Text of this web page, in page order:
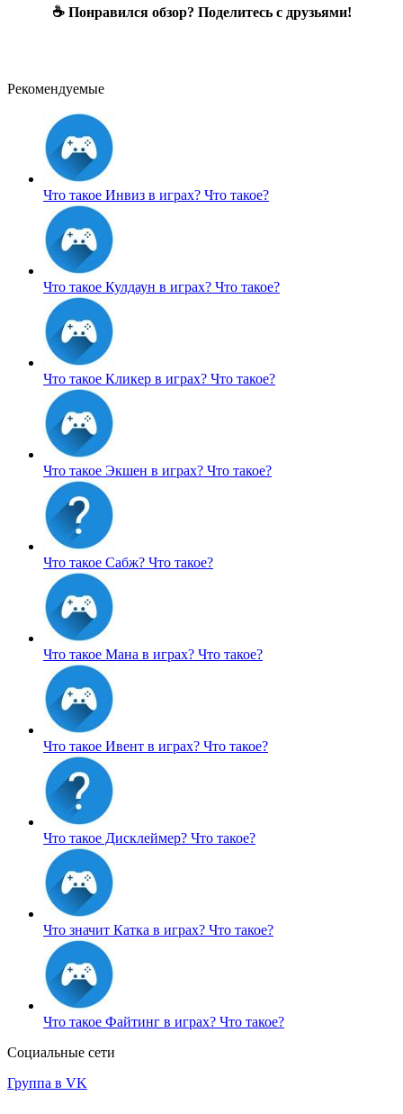
☕ Понравился обзор? Поделитесь с друзьями!
Рекомендуемые
Что такое Инвиз в играх? Что такое?
Что такое Кулдаун в играх? Что такое?
Что такое Кликер в играх? Что такое?
Что такое Экшен в играх? Что такое?
Что такое Сабж? Что такое?
Что такое Мана в играх? Что такое?
Что такое Ивент в играх? Что такое?
Что такое Дисклеймер? Что такое?
Что значит Катка в играх? Что такое?
Что такое Файтинг в играх? Что такое?
Социальные сети
Группа в VK